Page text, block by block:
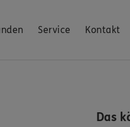
Service Kontakt
Das